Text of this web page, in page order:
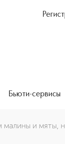
Бьюти-сервисы
и мяты,